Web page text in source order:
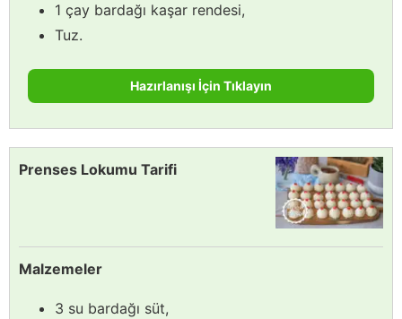
1 çay bardağı kaşar rendesi,
Tuz.
Hazırlanışı İçin Tıklayın
Prenses Lokumu Tarifi
Malzemeler
3 su bardağı süt,